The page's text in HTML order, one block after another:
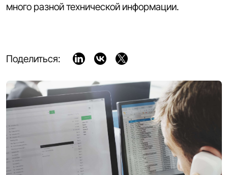
много разной технической информации.
Поделиться: